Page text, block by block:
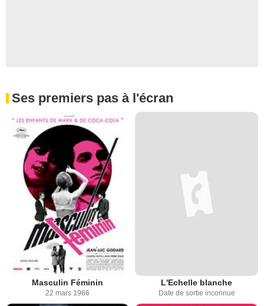
Ses premiers pas à l'écran
Masculin Féminin
22 mars 1966
L'Echelle blanche
Date de sortie inconnue